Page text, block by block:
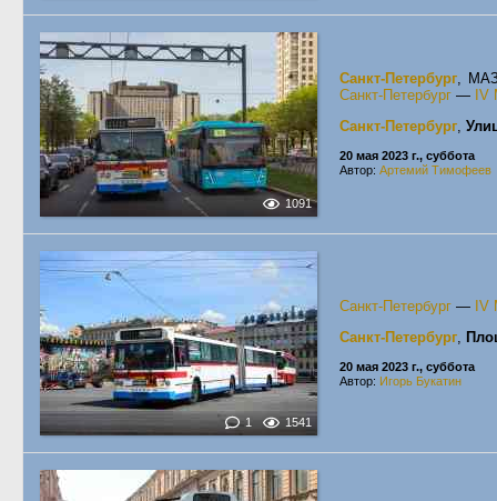
1091
Санкт-Петербург,
Санкт-Петербург — IV
Санкт-Петербург,
20 мая 2023 г., суббота
Автор: Артемий Тимофеев
1 1541
Санкт-Петербург — IV
Санкт-Петербург,
20 мая 2023 г., суббота
Автор: Игорь Букатин